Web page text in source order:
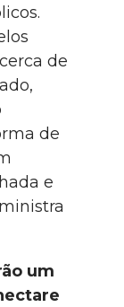
de
de
e
um